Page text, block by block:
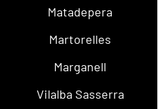
Matadepera
Martorelles
Marganell
Vilalba Sasserra